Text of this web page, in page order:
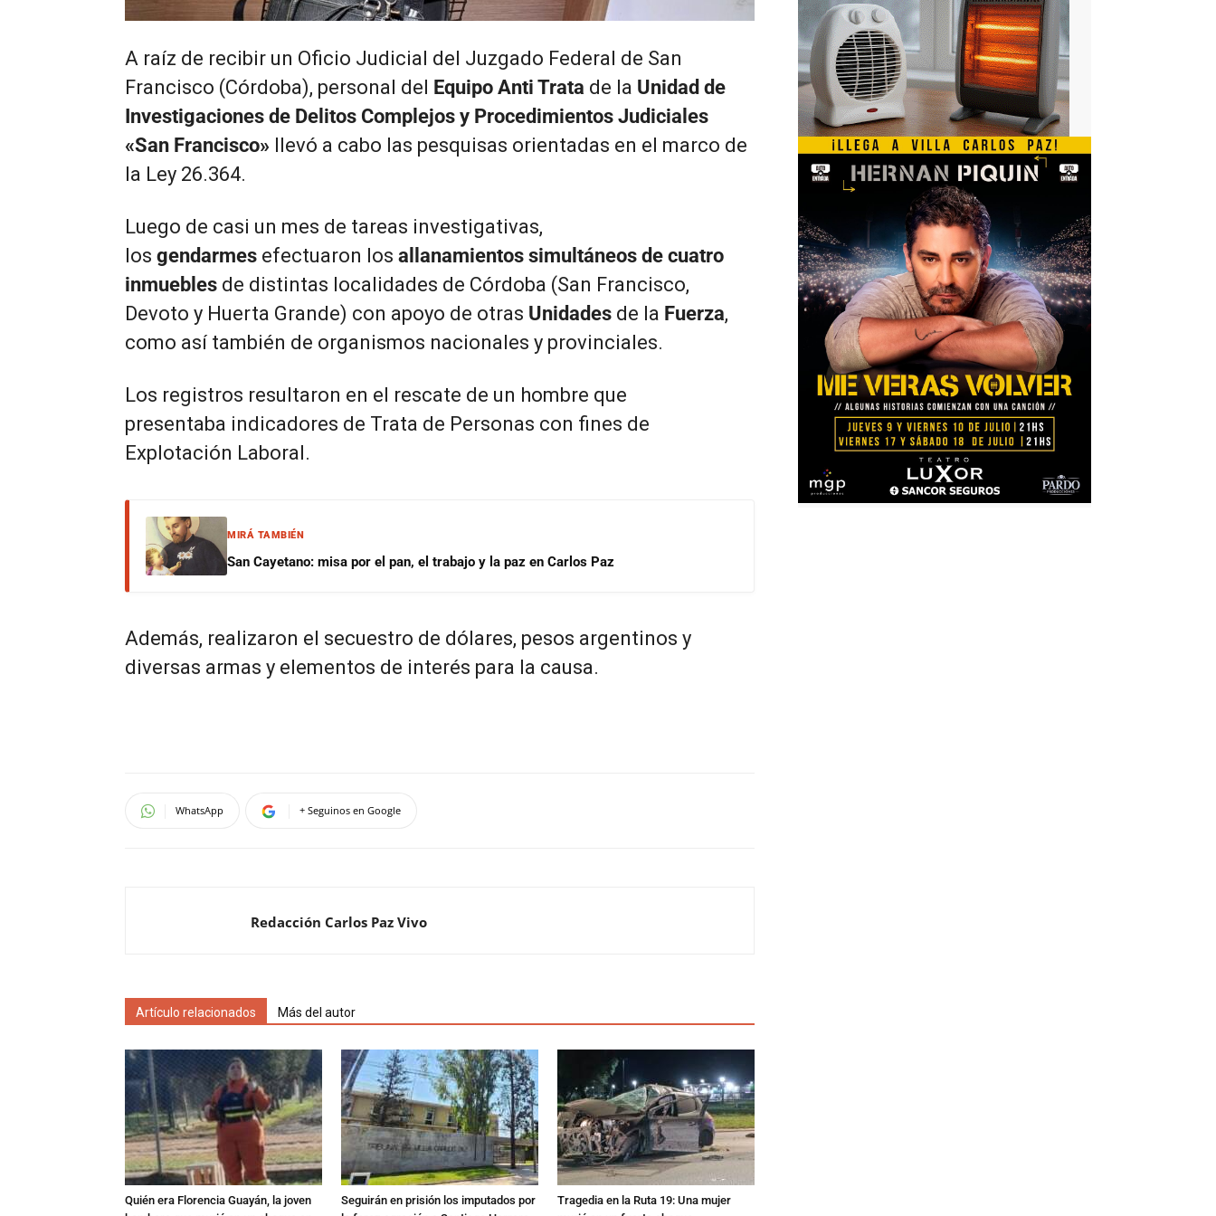
A raíz de recibir un Oficio Judicial del Juzgado Federal de San
Francisco (Córdoba), personal del Equipo Anti Trata de la Unidad de
Investigaciones de Delitos Complejos y Procedimientos Judiciales
«San Francisco» llevó a cabo las pesquisas orientadas en el marco de
la Ley 26.364.
Luego de casi un mes de tareas investigativas,
los gendarmes efectuaron los allanamientos simultáneos de cuatro
inmuebles de distintas localidades de Córdoba (San Francisco,
Devoto y Huerta Grande) con apoyo de otras Unidades de la Fuerza,
como así también de organismos nacionales y provinciales.
Los registros resultaron en el rescate de un hombre que
presentaba indicadores de Trata de Personas con fines de
Explotación Laboral.
MIRÁ TAMBIÉN
San Cayetano: misa por el pan, el trabajo y la paz en Carlos Paz
Además, realizaron el secuestro de dólares, pesos argentinos y
diversas armas y elementos de interés para la causa.
WhatsApp + Seguinos en Google
Redacción Carlos Paz Vivo
Artículo relacionados Más del autor
Quién era Florencia Guayán, la joven
Seguirán en prisión los imputados por
Tragedia en la Ruta 19: Una mujer